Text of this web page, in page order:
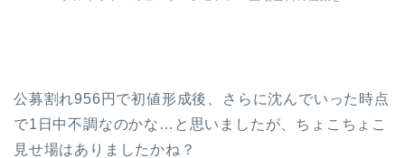
公募割れ956円で初値形成後、さらに沈んでいった時点
で1日中不調なのかな…と思いましたが、ちょこちょこ
見せ場はありましたかね？